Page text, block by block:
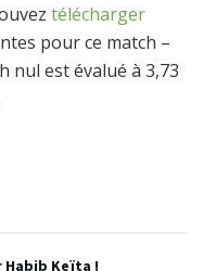
télécharger
pour ce match –
nul est évalué à 3,73
Habib Keïta !